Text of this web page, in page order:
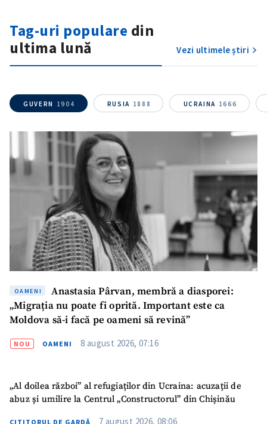
Tag-uri populare din
ultima lună
Vezi ultimele știri
GUVERN 1904 RUSIA 1888 UCRAINA 1666
OAMENI
Anastasia Pârvan, membră a diasporei:
„Migrația nu poate fi oprită. Important este ca
Moldova să-i facă pe oameni să revină”
NOU OAMENI 8 august 2026, 07:16
„Al doilea război” al refugiaților din Ucraina: acuzații de
abuz și umilire la Centrul „Constructorul” din Chișinău
CITITORUL DE GARDĂ 7 august 2026, 08:06